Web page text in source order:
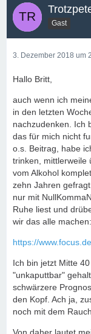
Gast
3. Dezember 2018 um
Hallo Britt,
auch wenn ich
in den letzten
nachzudenken. Ich
das für mich nicht
o.s. Beitrag, habe
trinken, mittlerweile
vom Alkohol
zehn Jahren
nur mit
Ruhe liest und
wir das alle machen:
https://
Ich bin jetzt Mitte
"unkaputtbar"
schwärzere
den Kopf. Ach ja,
noch mit dem